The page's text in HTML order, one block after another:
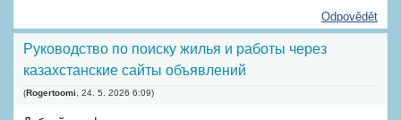
Odpovědět
Руководство по поиску жилья и работы через
казахстанские сайты объявлений
(Rogertoomi 24. 5. 2026 6:09)